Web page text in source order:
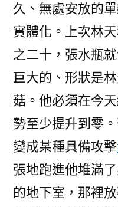
久、無處安放的
實體化。上次林
之二十，張水瓶
巨大的、形狀是
菇。他必須在今
勢至少提升到零
變成某種具備攻擊
張地跑進他堆滿
的地下室，那裡